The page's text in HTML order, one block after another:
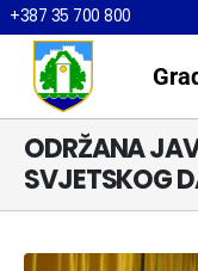
+387 35 700 800
ODRŽANA
SVJETSKOG